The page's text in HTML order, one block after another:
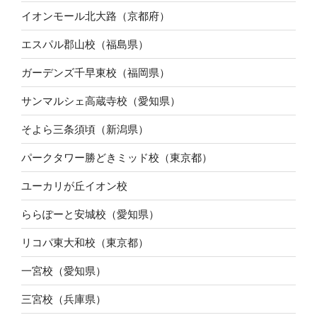
イオンモール北大路（京都府）
エスパル郡山校（福島県）
ガーデンズ千早東校（福岡県）
サンマルシェ高蔵寺校（愛知県）
そよら三条須頃（新潟県）
パークタワー勝どきミッド校（東京都）
ユーカリが丘イオン校
ららぽーと安城校（愛知県）
リコパ東大和校（東京都）
一宮校（愛知県）
三宮校（兵庫県）